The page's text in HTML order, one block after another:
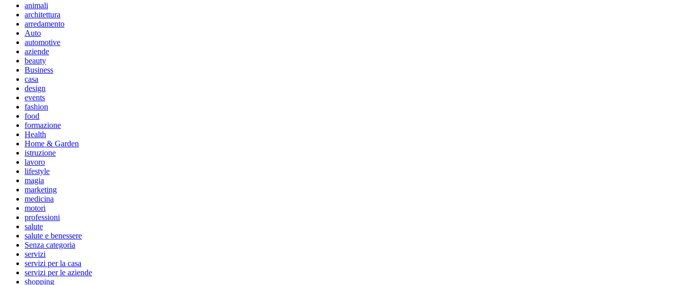
animali
architettura
arredamento
Auto
automotive
aziende
beauty
Business
casa
design
events
fashion
food
formazione
Health
Home & Garden
istruzione
lavoro
lifestyle
magia
marketing
medicina
motori
professioni
salute
salute e benessere
Senza categoria
servizi
servizi per la casa
servizi per le aziende
shopping